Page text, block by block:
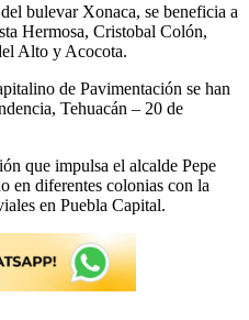
bulevar Xonaca, se beneficia a
Hermosa, Cristobal Colón,
Alto y Acocota.
de Pavimentación se han
Tehuacán – 20 de
que impulsa el alcalde Pepe
en diferentes colonias con la
en Puebla Capital.